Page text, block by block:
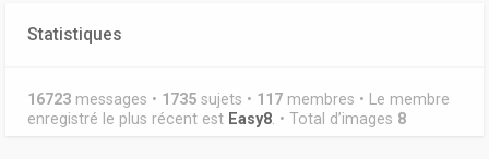
Statistiques
16723 messages • 1735 sujets • 117 membres • Le membre
enregistré le plus récent est Easy8 . • Total d’images 8